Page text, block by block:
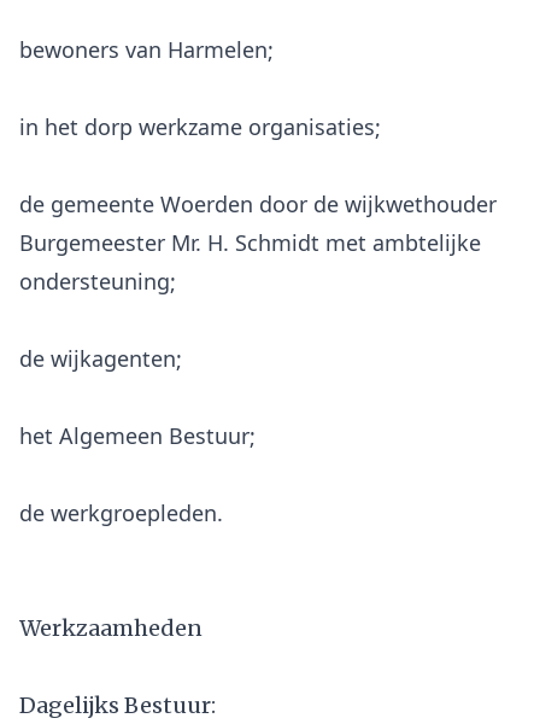
bewoners van Harmelen;
in het dorp werkzame organisaties;
de gemeente Woerden door de wijkwethouder
Burgemeester Mr. H. Schmidt met ambtelijke
ondersteuning;
de wijkagenten;
het Algemeen Bestuur;
de werkgroepleden.
Werkzaamheden
Dagelijks Bestuur: